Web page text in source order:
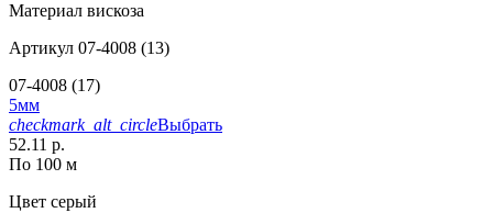
Материал вискоза
Артикул 07-4008 (13)
07-4008 (17)
5мм
checkmark_alt_circleВыбрать
52.11 р.
По 100 м
Цвет серый